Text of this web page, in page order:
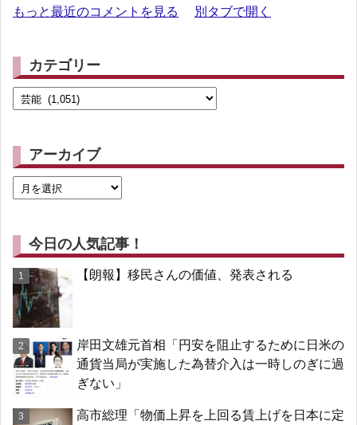
もっと最近のコメントを見る 別タブで開く
カテゴリー
アーカイブ
今日の人気記事！
【朗報】移民さんの価値、発表される
岸田文雄元首相「円安を阻止するために日米の
通貨当局が実施した為替介入は一時しのぎに過
ぎない」
高市総理「物価上昇を上回る賃上げを日本に定